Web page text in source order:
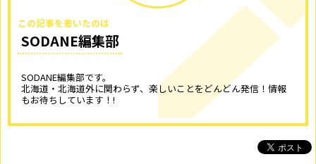
この記事を書いたのは
SODANE編集部
SODANE編集部です。
北海道・北海道外に関わらず、楽しいことをどんどん発信！情報
もお待ちしています！!